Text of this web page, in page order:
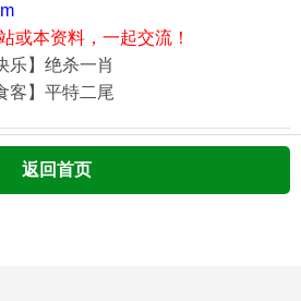
或本资料，一起交流！
乐】绝杀一肖
客】平特二尾
返回首页